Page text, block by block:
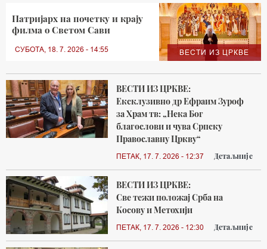
ВЕСТИ ИЗ ЦРКВЕ
Патријарх на почетку и крају
филма о Светом Сави
СУБОТА, 18. 7. 2026 - 14:55
ВЕСТИ ИЗ ЦРКВЕ:
Ексклузивно др Ефраим Зуроф
за Храм тв: „Нека Бог
благослови и чува Српску
Православну Цркву“
ПЕТАК, 17. 7. 2026 - 12:37 Детаљније
ВЕСТИ ИЗ ЦРКВЕ:
Све тежи положај Срба на
Косову и Метохији
ПЕТАК, 17. 7. 2026 - 12:30 Детаљније